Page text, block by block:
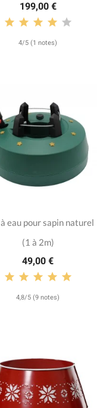
199,00 €
4/5 (1 notes)
eau pour sapin naturel
(1 à 2m)
49,00 €
4,8/5 (9 notes)